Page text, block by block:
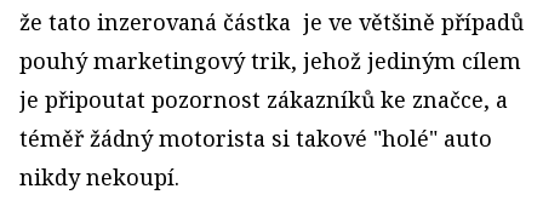
že tato inzerovaná částka je ve většině případů
pouhý marketingový trik, jehož jediným cílem
je připoutat pozornost zákazníků ke značce, a
téměř žádný motorista si takové "holé" auto
nikdy nekoupí.